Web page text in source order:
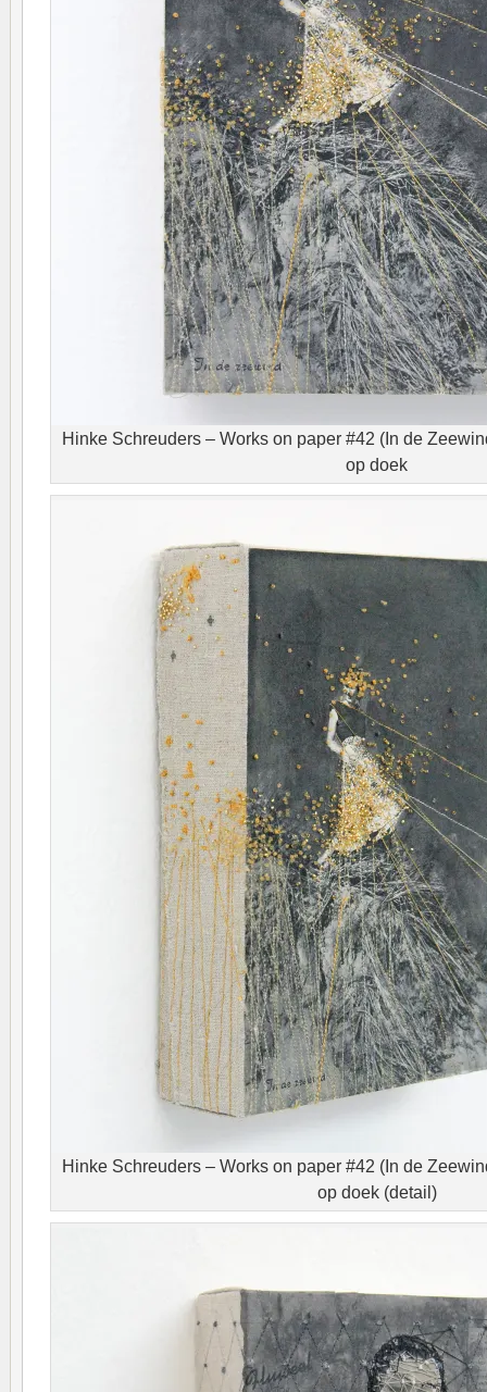
Hinke Schreuders – Works on paper #42 (In de
op doek
Hinke Schreuders – Works on paper #42 (In de
op doek (detail)